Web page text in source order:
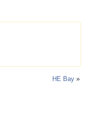
HE Bay»